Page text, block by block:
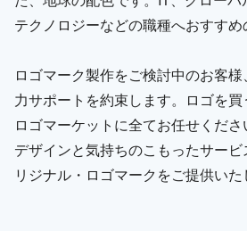
テクノロジーなどの職種へおすすめ
ロゴマーク製作をご検討中のお客
力サポートを約束します。ロゴを
ロゴマーケットに全てお任せくだ
デザインと気持ちのこもったサー
リジナル・ロゴマークをご提供い